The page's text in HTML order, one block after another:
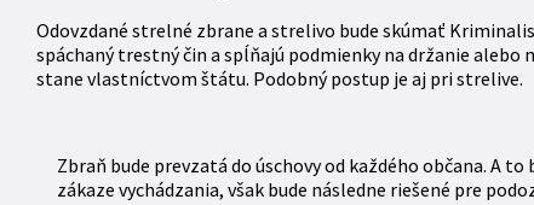
Odovzdané strelné zbrane a strelivo bude skúmať
spáchaný trestný čin a spĺňajú podmienky na držanie
stane vlastníctvom štátu. Podobný postup je aj pri strelive.
Zbraň bude prevzatá do úschovy od každého občana. A
zákaze vychádzania, však bude následne riešené pre